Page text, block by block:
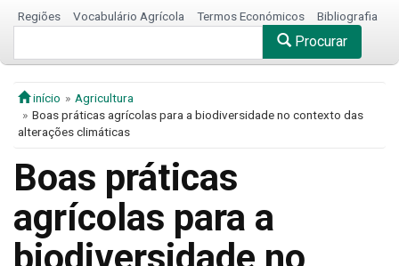
Regiões Vocabulário Agrícola Termos Económicos Bibliografia
Procurar
início
Agricultura
Boas práticas agrícolas para a biodiversidade no contexto das
alterações climáticas
Boas práticas
agrícolas para a